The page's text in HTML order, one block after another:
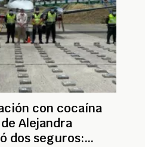
con cocaína
Alejandra
dos seguros: